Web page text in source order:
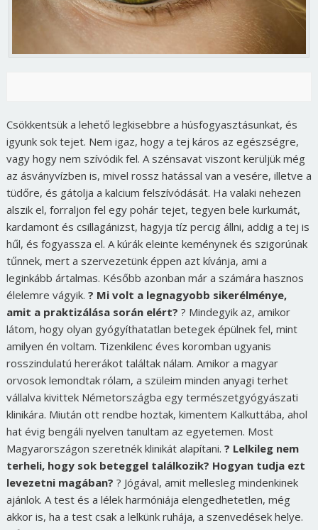
Csökkentsük a lehető legkisebbre a húsfogyasztásunkat, és
igyunk sok tejet. Nem igaz, hogy a tej káros az egészségre,
vagy hogy nem szívódik fel. A szénsavat viszont kerüljük még
az ásványvízben is, mivel rossz hatással van a vesére, illetve a
tüdőre, és gátolja a kalcium felszívódását. Ha valaki nehezen
alszik el, forraljon fel egy pohár tejet, tegyen bele kurkumát,
kardamont és csillagánizst, hagyja tíz percig állni, addig a tej is
hűl, és fogyassza el. A kúrák eleinte keménynek és szigorúnak
tűnnek, mert a szervezetünk éppen azt kívánja, ami a
leginkább ártalmas. Később azonban már a számára hasznos
élelemre vágyik. ? Mi volt a legnagyobb sikerélménye,
amit a praktizálása során elért? ? Mindegyik az, amikor
látom, hogy olyan gyógyíthatatlan betegek épülnek fel, mint
amilyen én voltam. Tizenkilenc éves koromban ugyanis
rosszindulatú hererákot találtak nálam. Amikor a magyar
orvosok lemondtak rólam, a szüleim minden anyagi terhet
vállalva kivittek Németországba egy természetgyógyászati
klinikára. Miután ott rendbe hoztak, kimentem Kalkuttába, ahol
hat évig bengáli nyelven tanultam az egyetemen. Most
Magyarországon szeretnék klinikát alapítani. ? Lelkileg nem
terheli, hogy sok beteggel találkozik? Hogyan tudja ezt
levezetni magában? ? Jógával, amit mellesleg mindenkinek
ajánlok. A test és a lélek harmóniája elengedhetetlen, még
akkor is, ha a test csak a lelkünk ruhája, a szenvedések helye.